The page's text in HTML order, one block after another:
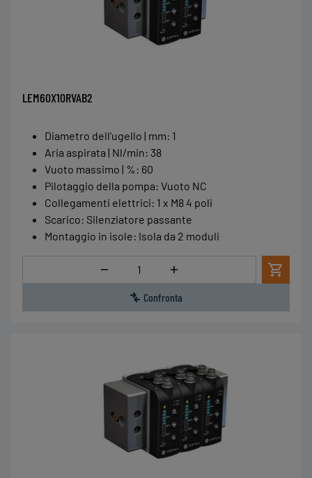
LEM60X10RVAB2
Diametro dell'ugello | mm: 1
Aria aspirata | Nl/min: 38
Vuoto massimo | % : 60
Pilotaggio della pompa: Vuoto NC
Collegamenti elettrici: 1 x M8 4 poli
Scarico: Silenziatore passante
Montaggio in isole: Isola da 2 moduli
Quantità
Confronta